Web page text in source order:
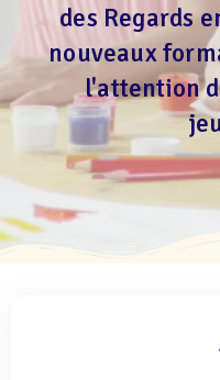
des Regards
nouveaux
l'attention